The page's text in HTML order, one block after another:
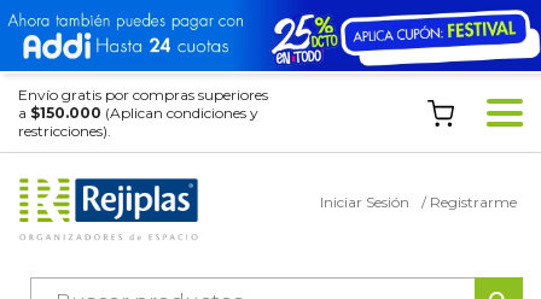
Envío gratis por compras superiores
a $150.000 (Aplican condiciones y
restricciones).
Búsqueda
Iniciar Sesión / Registrarme